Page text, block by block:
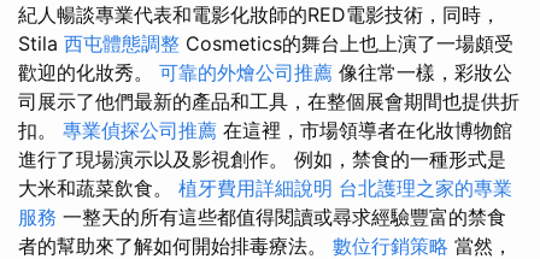
紀人暢談專業代表和電影化妝師的RED電影技術，同時，
Stila 西屯體態調整 Cosmetics的舞台上也上演了一場頗受
歡迎的化妝秀。 可靠的外燴公司推薦 像往常一樣，彩妝公
司展示了他們最新的產品和工具，在整個展會期間也提供折
扣。 專業偵探公司推薦 在這裡，市場領導者在化妝博物館
進行了現場演示以及影視創作。 例如，禁食的一種形式是
大米和蔬菜飲食。 植牙費用詳細說明 台北護理之家的專業
服務 一整天的所有這些都值得閱讀或尋求經驗豐富的禁食
者的幫助來了解如何開始排毒療法。 數位行銷策略 當然，